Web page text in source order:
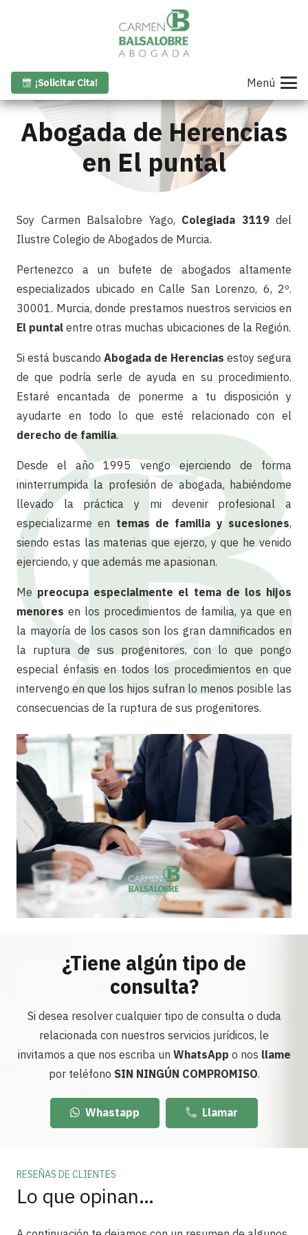
¡Solicitar Cita! Menú
Abogada de Herencias
en El puntal
Soy Carmen Balsalobre Yago, Colegiada 3119del
Ilustre Colegio de Abogados de Murcia.
Pertenezco a un bufete de abogados altamente
especializados ubicado en Calle San Lorenzo, 6, 2º.
30001. Murcia, donde prestamos nuestros servicios en
El puntal entre otras muchas ubicaciones de la Región.
Si está buscando Abogada de Herencias estoy segura
de que podría serle de ayuda en su procedimiento.
Estaré encantada de ponerme a tu disposición y
ayudarte en todo lo que esté relacionado con el
derecho de familia.
Desde el año 1995 vengo ejerciendo de forma
ininterrumpida la profesión de abogada, habiéndome
llevado la práctica y mi devenir profesional a
especializarme en temas de familia y sucesiones,
siendo estas las materias que ejerzo, y que he venido
ejerciendo, y que además me apasionan.
Me preocupa especialmente el tema de los hijos
menores en los procedimientos de familia, ya que en
la mayoría de los casos son los gran damnificados en
la ruptura de sus progenitores, con lo que pongo
especial énfasis en todos los procedimientos en que
intervengo en que los hijos sufran lo menos posible las
consecuencias de la ruptura de sus progenitores.
¿Tiene algún tipo de
consulta?
Si desea resolver cualquier tipo de consulta o duda
relacionada con nuestros servicios jurídicos, le
invitamos a que nos escriba un WhatsApp o nos llame
por teléfono SIN NINGÚN COMPROMISO.
Whastapp Llamar
RESEÑAS DE CLIENTES
Lo que opinan…